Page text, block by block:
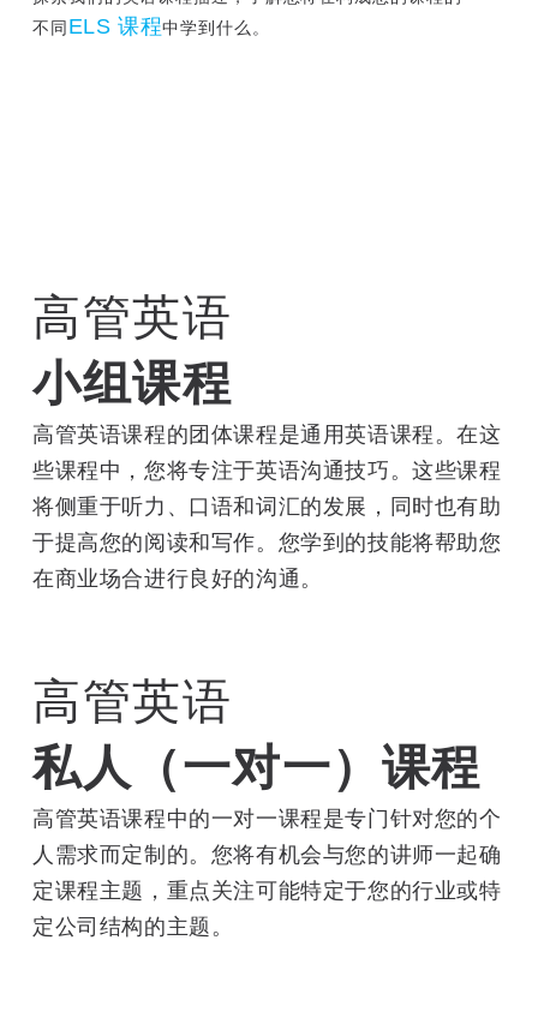
不同 ELS 课程中学到什么。
高管英语
小组课程
高管英语课程的团体课程是通用英语课程。在这
些课程中，您将专注于英语沟通技巧。这些课程
将侧重于听力、口语和词汇的发展，同时也有助
于提高您的阅读和写作。您学到的技能将帮助您
在商业场合进行良好的沟通。
高管英语
私人（一对一）课程
高管英语课程中的一对一课程是专门针对您的个
人需求而定制的。您将有机会与您的讲师一起确
定课程主题，重点关注可能特定于您的行业或特
定公司结构的主题。